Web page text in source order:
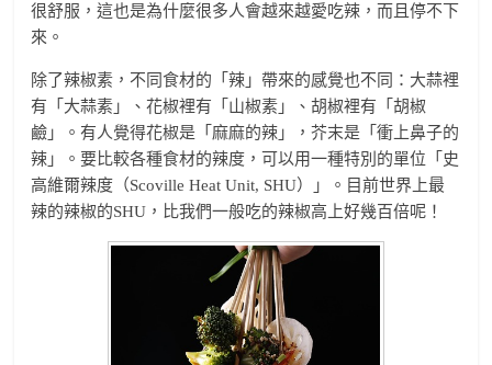
很舒服，這也是為什麼很多人會越來越愛吃辣，而且停不下
來。
除了辣椒素，不同食材的「辣」帶來的感覺也不同：大蒜裡
有「大蒜素」、花椒裡有「山椒素」、胡椒裡有「胡椒
鹼」。有人覺得花椒是「麻麻的辣」，芥末是「衝上鼻子的
辣」。要比較各種食材的辣度，可以用一種特別的單位「史
高維爾辣度（Scoville Heat Unit, SHU）」。目前世界上最
辣的辣椒的SHU，比我們一般吃的辣椒高上好幾百倍呢！